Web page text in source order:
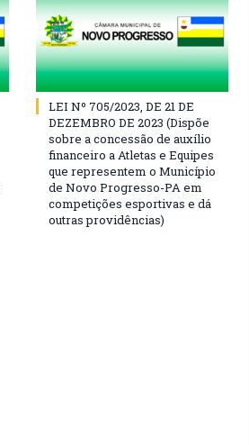
LEI Nº 705/2023, DE 21 DE
DEZEMBRO DE 2023 (Dispõe
sobre a concessão de auxílio
financeiro a Atletas e Equipes
que representem o Município
de Novo Progresso-PA em
competições esportivas e dá
outras providências)